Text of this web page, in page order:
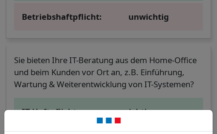
Betriebshaftpflicht: unwichtig
Sie bieten Ihre IT-Beratung aus dem Home-Office
und beim Kunden vor Ort an, z.B. Einführung,
Wartung & Weiterentwicklung von IT-Systemen?
IT-Haftpflicht: wichtig